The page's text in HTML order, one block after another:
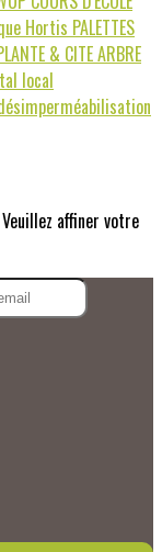
Hortis PALETTES
& CITEARBRE
local
affiner votre